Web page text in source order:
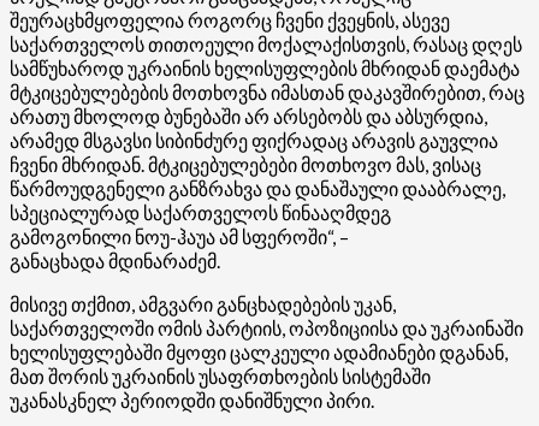
შეურაცხმყოფელია როგორც ჩვენი ქვეყნის, ასევე
საქართველოს თითოეული მოქალაქისთვის, რასაც დღეს
სამწუხაროდ უკრაინის ხელისუფლების მხრიდან დაემატა
მტკიცებულებების მოთხოვნა იმასთან დაკავშირებით, რაც
არათუ მხოლოდ ბუნებაში არ არსებობს და აბსურდია,
არამედ მსგავსი სიბინძურე ფიქრადაც არავის გაუვლია
ჩვენი მხრიდან. მტკიცებულებებიმოთხოვო მას, ვისაც
წარმოუდგენელი განზრახვა და დანაშაული დააბრალე,
სპეციალურად საქართველოს წინააღმდეგ
გამოგონილი ნოუ-ჰაუაამ სფეროში“, –
განაცხადამდინარაძემ.
მისივე თქმით, ამგვარი განცხადებების უკან,
საქართველოში ომის პარტიის, ოპოზიციისა და უკრაინაში
ხელისუფლებაში მყოფი ცალკეული ადამიანები დგანან,
მათ შორის უკრაინის უსაფრთხოების სისტემაში
უკანასკნელ პერიოდში დანიშნული პირი.